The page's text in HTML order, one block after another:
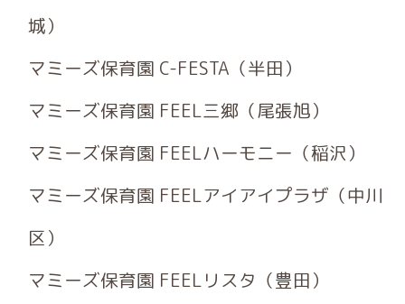
城）
マミーズ保育園 C-FESTA（半田）
マミーズ保育園 FEEL三郷（尾張旭）
マミーズ保育園 FEELハーモニー（稲沢）
マミーズ保育園 FEELアイアイプラザ（中川
区）
マミーズ保育園 FEELリスタ（豊田）